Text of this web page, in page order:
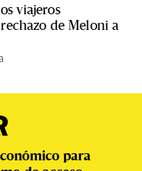
viajeros
de Meloni a
para